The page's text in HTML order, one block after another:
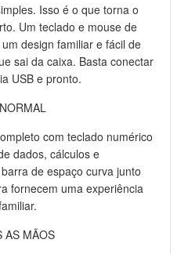
Isso é o que torna o
Um teclado e mouse de
design familiar e fácil de
sai da caixa. Basta conectar
USB e pronto.
com teclado numérico
dados, cálculos e
de espaço curva junto
fornecem uma experiência
AS MÃOS